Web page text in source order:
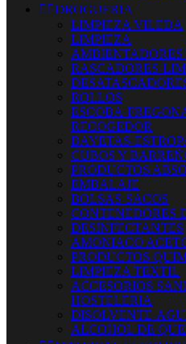
 DROGUERIA
LIMPIEZA VILEDA
LIMPIEZA
RASCADORES-
ROLLOS
ESCOBA-
RECOGEDOR
BAYETAS-
CUBOS Y
PRODUCTOS
EMBALAJE
BOLSAS-SACOS
CONTENEDORES
DESINFECTANTES
AMONIACO
PRODUCTOS
LIMPIEZA TEXTIL
ACCESORIOS
HOSTELERIA
DISOLVENTE-
ALCOHOL DE